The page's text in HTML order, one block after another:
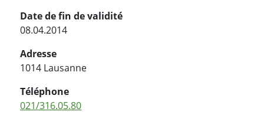
Date de fin de validité
08.04.2014
Adresse
1014 Lausanne
Téléphone
021/316.05.80